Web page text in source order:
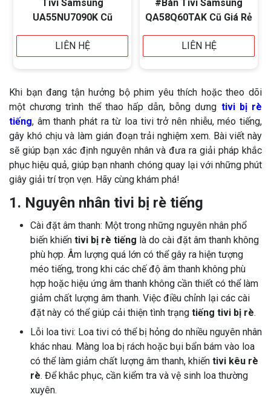
Tivi Samsung
UA55NU7090K Cũ
LIÊN HỆ
#Bán Tivi Samsung
QA58Q60TAK Cũ Giá Rẻ
LIÊN HỆ
Khi bạn đang tận hưởng bộ phim yêu thích hoặc theo dõi
một chương trình thể thao hấp dẫn, bỗng dưng tivi bị rè
tiếng, âm thanh phát ra từ loa tivi trở nên nhiễu, méo tiếng,
gây khó chịu và làm gián đoạn trải nghiệm xem. Bài viết này
sẽ giúp bạn xác định nguyên nhân và đưa ra giải pháp khắc
phục hiệu quả, giúp bạn nhanh chóng quay lại với những phút
giây giải trí trọn vẹn. Hãy cùng khám phá!
1. Nguyên nhân tivi bị rè tiếng
Cài đặt âm thanh: Một trong những nguyên nhân phổ
biến khiến tivi bị rè tiếng là do cài đặt âm thanh không
phù hợp. Âm lượng quá lớn có thể gây ra hiện tượng
méo tiếng, trong khi các chế độ âm thanh không phù
hợp hoặc hiệu ứng âm thanh không cần thiết có thể làm
giảm chất lượng âm thanh. Việc điều chỉnh lại các cài
đặt này có thể giúp cải thiện tình trạng tiếng tivi bị rè.
Lỗi loa tivi: Loa tivi có thể bị hỏng do nhiều nguyên nhân
khác nhau. Màng loa bị rách hoặc bụi bẩn bám vào loa
có thể làm giảm chất lượng âm thanh, khiến tivi kêu rè
rè. Để khắc phục, cần kiểm tra và vệ sinh loa thường
xuyên.